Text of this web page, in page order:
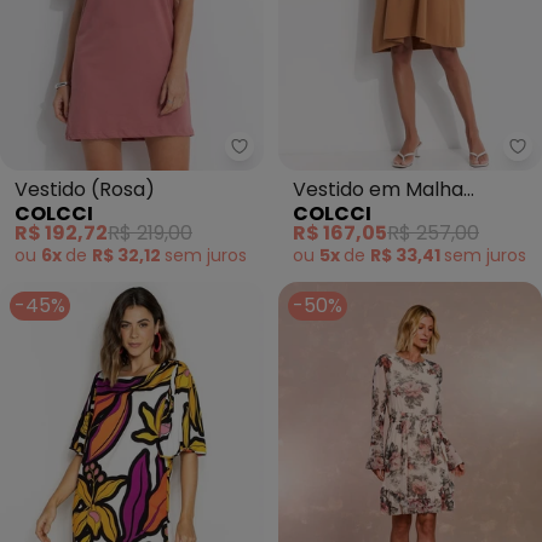
Colcci - Vestido (Rosa)
Vestido (Rosa)
COLCCI
R$ 192,72R$ 219,00
ou 6x de R$ 32,12 sem juros
Vestido em Malha
(Marrom)
COLCCI
R$ 167,05R$ 257,00
ou 5x de R$ 33,41 sem juros
-45% -50%